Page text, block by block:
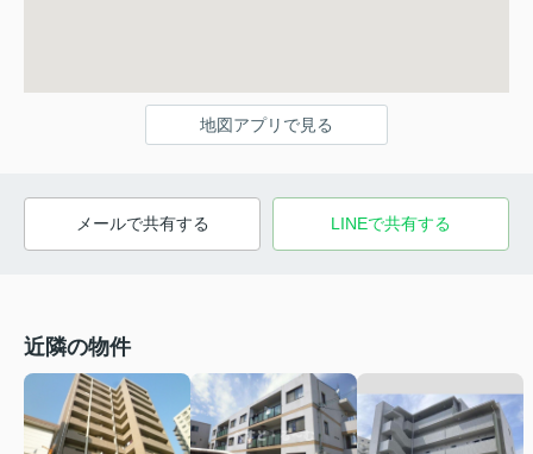
地図アプリで見る
メールで共有する LINEで共有する
近隣の物件